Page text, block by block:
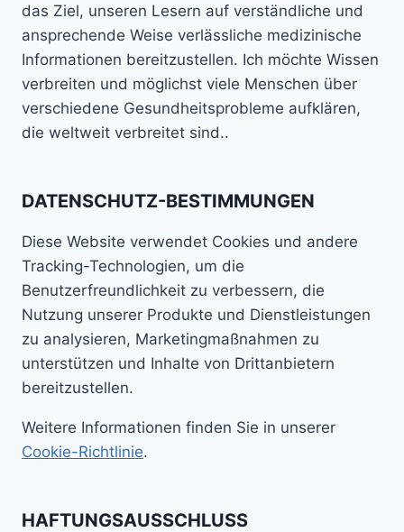
das Ziel, unseren Lesern auf verständliche und
ansprechende Weise verlässliche medizinische
Informationen bereitzustellen. Ich möchte Wissen
verbreiten und möglichst viele Menschen über
verschiedene Gesundheitsprobleme aufklären,
die weltweit verbreitet sind..
DATENSCHUTZ-BESTIMMUNGEN
Diese Website verwendet Cookies und andere
Tracking-Technologien, um die
Benutzerfreundlichkeit zu verbessern, die
Nutzung unserer Produkte und Dienstleistungen
zu analysieren, Marketingmaßnahmen zu
unterstützen und Inhalte von Drittanbietern
bereitzustellen.
Weitere Informationen finden Sie in unserer
Cookie-Richtlinie.
HAFTUNGSAUSSCHLUSS